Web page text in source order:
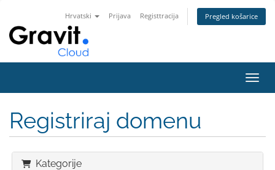
Hrvatski Prijava Registtracija Pregled košarice
Registriraj domenu
Kategorije